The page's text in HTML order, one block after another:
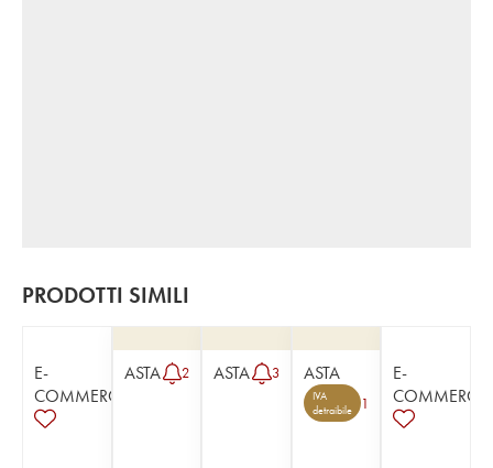
PRODOTTI SIMILI
E-
COMMERCE
ASTA 2 ASTA 3 ASTA
IVA
detraibile
1
E-
COMMERCE